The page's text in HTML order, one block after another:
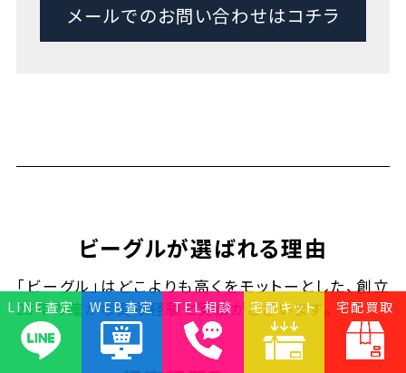
メールでのお問い合わせはコチラ
ビーグルが選ばれる理由
「ビーグル」はどこよりも高くをモットーとした、創立
23年の確かな買取経験と実績がございます。
LINE査定 WEB査定 TEL相談 宅配キット 宅配買取